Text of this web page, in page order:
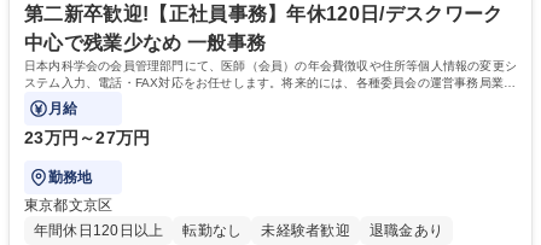
専修学校 高校 語学力： 資格：
第二新卒歓迎!【正社員事務】年休120日/デスクワーク
中心で残業少なめ 一般事務
日本内科学会の会員管理部門にて、医師（会員）の年会費徴収や住所等個人情報の変更シ
ステム入力、電話・FAX対応をお任せします。将来的には、各種委員会の運営事務局業務
などにも幅広く携わっていただきます。
月給
23万円～27万円
勤務地
東京都文京区
年間休日120日以上
転勤なし 未経験者歓迎
退職金あり